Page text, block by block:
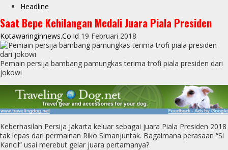
Headline
Saat Bepe Kehilangan Medali Juara Piala Presiden
Kotawaringinnews.co.id 19 Februari 2018
Pemain persija bambang pamungkas terima trofi piala presiden dari
jokowi
Keberhasilan Persija Jakarta keluar sebagai juara Piala Presiden 2018
tak lepas dari permainan Riko Simanjuntak. Bagaimana perasaan “Si
Kancil” usai merebut gelar juara pertamanya?